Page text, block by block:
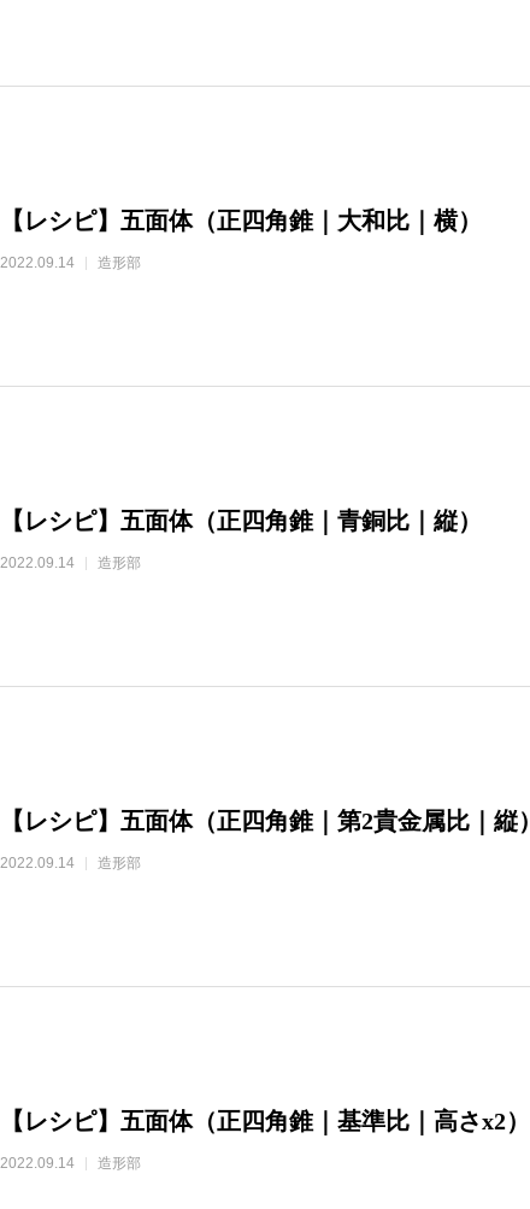
【レシピ】五面体（正四角錐｜大和比｜横）
2022.09.14 造形部
【レシピ】五面体（正四角錐｜青銅比｜縦）
2022.09.14 造形部
【レシピ】五面体（正四角錐｜第2貴金属比｜縦）
2022.09.14 造形部
【レシピ】五面体（正四角錐｜基準比｜高さx2）
2022.09.14 造形部